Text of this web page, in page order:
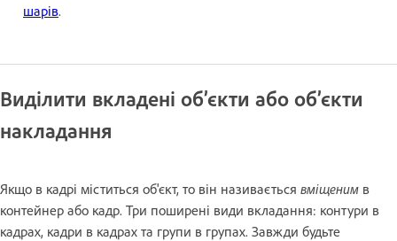
шарів.
Виділити вкладені об’єкти або об’єкти
накладання
Якщо в кадрі міститься об'єкт, то він називається вміщеним в
контейнер або кадр. Три поширені види вкладання: контури в
кадрах, кадри в кадрах та групи в групах. Завжди будьте